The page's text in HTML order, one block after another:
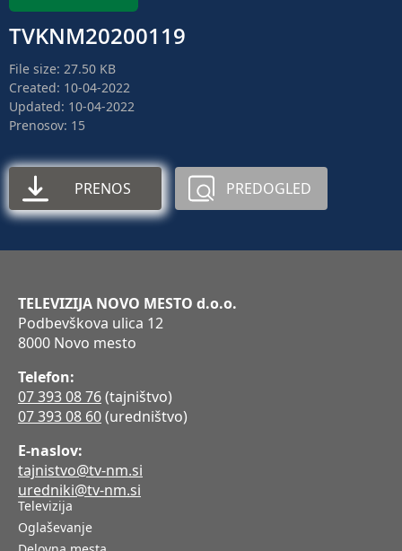
TVKNM20200119
File size: 27.50 KB
Created: 10-04-2022
Updated: 10-04-2022
Prenosov: 15
PRENOS PREDOGLED
TELEVIZIJA NOVO MESTO d.o.o.
Podbevškova ulica 12
8000 Novo mesto
Telefon:
07 393 08 76(tajništvo)
07 393 08 60(uredništvo)
E-naslov:
tajnistvo@tv-nm.si
uredniki@tv-nm.si
Televizija
Oglaševanje